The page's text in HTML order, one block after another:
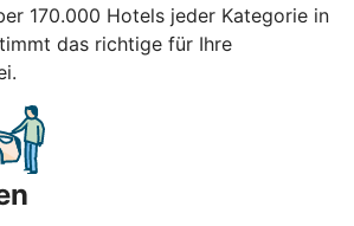
170.000 Hotels jeder Kategorie in
das richtige für Ihre